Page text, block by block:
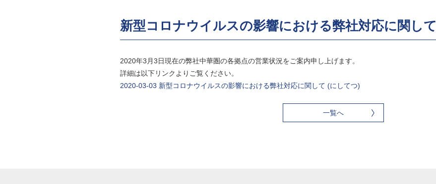
新型コロナウイルスの影響における弊社対応に関して
2020年3月3日現在の弊社中華圏の各拠点の営業状況をご案内申し上げます。
詳細は以下リンクよりご覧ください。
2020-03-03 新型コロナウイルスの影響における弊社対応に関して (にしてつ)
一覧へ